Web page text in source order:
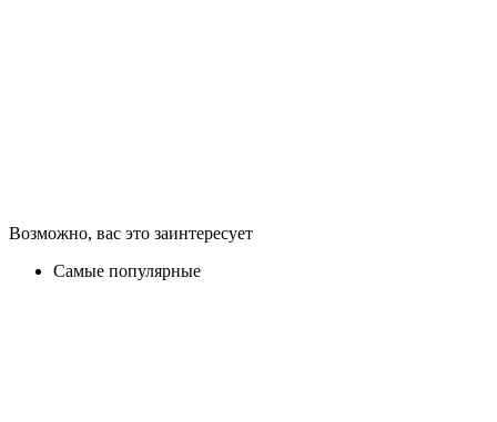
Возможно, вас это заинтересует
Самые популярные